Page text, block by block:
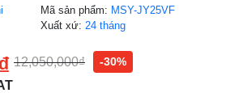
Mã sản phẩm: MSY-JY25VF
Xuất xứ: 24 tháng
12,050,000₫ -30%